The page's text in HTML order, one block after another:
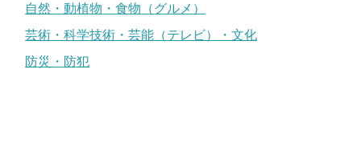
自然・動植物・食物（グルメ）
芸術・科学技術・芸能（テレビ）・文化
防災・防犯